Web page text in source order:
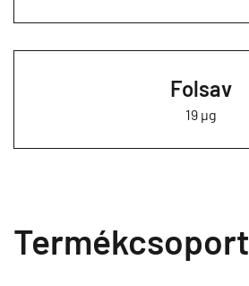
Folsav
19 µg
Termékcsoport